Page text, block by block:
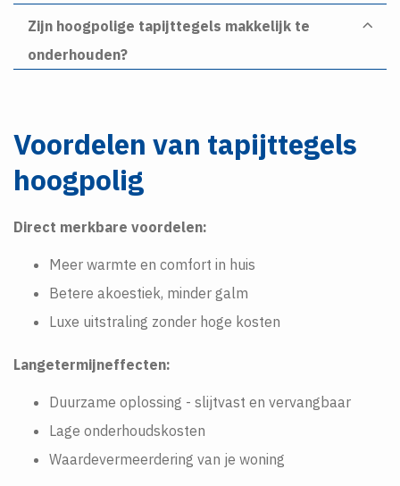
Zijn hoogpolige tapijttegels makkelijk te
onderhouden?
Voordelen van tapijttegels
hoogpolig
Direct merkbare voordelen:
Meer warmte en comfort in huis
Betere akoestiek, minder galm
Luxe uitstraling zonder hoge kosten
Langetermijneffecten:
Duurzame oplossing - slijtvast en vervangbaar
Lage onderhoudskosten
Waardevermeerdering van je woning